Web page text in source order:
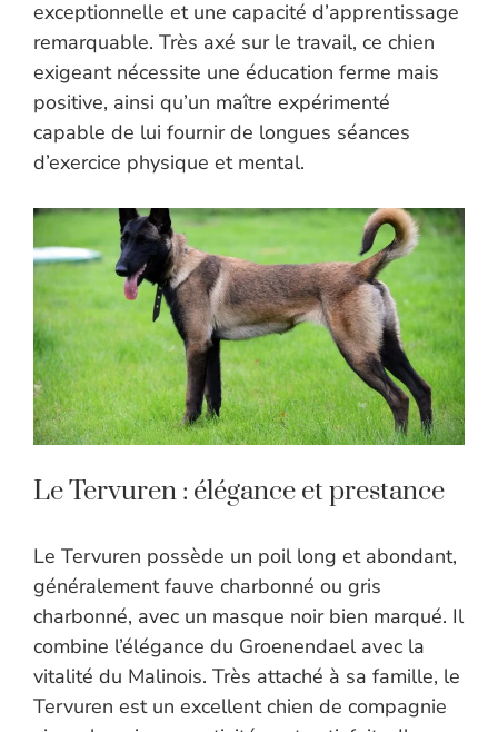
exceptionnelle et une capacité d’apprentissage
remarquable. Très axé sur le travail, ce chien
exigeant nécessite une éducation ferme mais
positive, ainsi qu’un maître expérimenté
capable de lui fournir de longues séances
d’exercice physique et mental.
Le Tervuren : élégance et prestance
Le Tervuren possède un poil long et abondant,
généralement fauve charbonné ou gris
charbonné, avec un masque noir bien marqué. Il
combine l’élégance du Groenendael avec la
vitalité du Malinois. Très attaché à sa famille, le
Tervuren est un excellent chien de compagnie